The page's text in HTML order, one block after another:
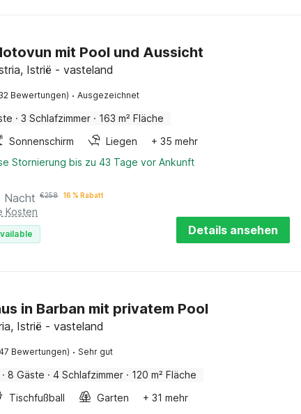
mit Pool und Aussicht
Istrië - vasteland
Bewertungen) · Ausgezeichnet
· 3 Schlafzimmer · 163 m² Fläche
Sonnenschirm Liegen
+ 35 mehr
Stornierung bis zu 43 Tage vor Ankunft
Nacht €258 16 % Rabatt
Kosten
Details ansehen
in Barban mit privatem Pool
Istrië - vasteland
Bewertungen) · Sehr gut
· 8 Gäste · 4 Schlafzimmer · 120 m² Fläche
Tischfußball Garten
+ 31 mehr